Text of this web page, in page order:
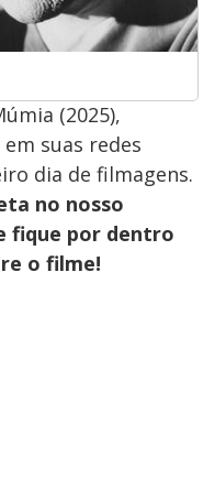
(2025),
suas redes
dia de filmagens.
no nosso
fique por dentro
o filme!